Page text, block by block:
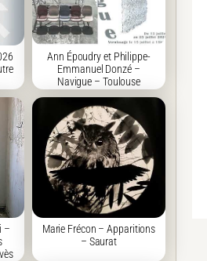
Ann Époudry et Philippe-
Emmanuel Donzé –
Navigue – Toulouse
–
Marie Frécon – Apparitions
– Saurat